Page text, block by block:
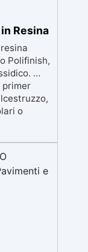
Resina
Polifinish,
✅
primer
o
Video
passaggi,
finitura